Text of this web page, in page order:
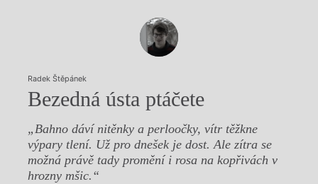
Rozhovory
Dokument
Radek Štěpánek
Bezedná ústa ptáčete
„Bahno dáví nitěnky a perloočky, vítr těžkne
výpary tlení. Už pro dnešek je dost. Ale zítra se
možná právě tady promění i rosa na kopřivách v
hrozny mšic.“